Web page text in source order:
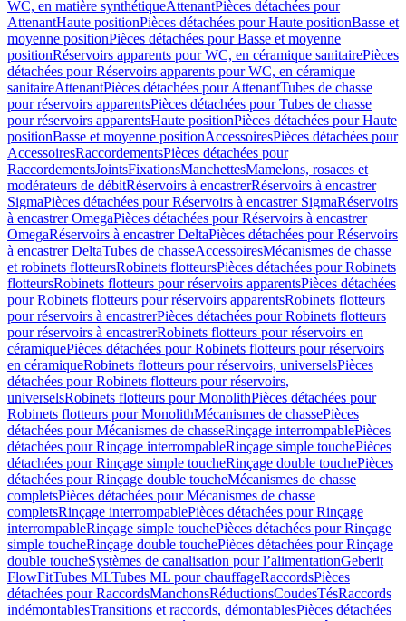
WC, en matière synthétiqueAttenantPièces détachées pour
AttenantHaute positionPièces détachées pour Haute positionBasse et
moyenne positionPièces détachées pour Basse et moyenne
positionRéservoirs apparents pour WC, en céramique sanitairePièces
détachées pour Réservoirs apparents pour WC, en céramique
sanitaireAttenantPièces détachées pour AttenantTubes de chasse
pour réservoirs apparentsPièces détachées pour Tubes de chasse
pour réservoirs apparentsHaute positionPièces détachées pour Haute
positionBasse et moyenne positionAccessoiresPièces détachées pour
AccessoiresRaccordementsPièces détachées pour
RaccordementsJointsFixationsManchettesMamelons, rosaces et
modérateurs de débitRéservoirs à encastrerRéservoirs à encastrer
SigmaPièces détachées pour Réservoirs à encastrer SigmaRéservoirs
à encastrer OmegaPièces détachées pour Réservoirs à encastrer
OmegaRéservoirs à encastrer DeltaPièces détachées pour Réservoirs
à encastrer DeltaTubes de chasseAccessoiresMécanismes de chasse
et robinets flotteursRobinets flotteursPièces détachées pour Robinets
flotteursRobinets flotteurs pour réservoirs apparentsPièces détachées
pour Robinets flotteurs pour réservoirs apparentsRobinets flotteurs
pour réservoirs à encastrerPièces détachées pour Robinets flotteurs
pour réservoirs à encastrerRobinets flotteurs pour réservoirs en
céramiquePièces détachées pour Robinets flotteurs pour réservoirs
en céramiqueRobinets flotteurs pour réservoirs, universelsPièces
détachées pour Robinets flotteurs pour réservoirs,
universelsRobinets flotteurs pour MonolithPièces détachées pour
Robinets flotteurs pour MonolithMécanismes de chassePièces
détachées pour Mécanismes de chasseRinçage interrompablePièces
détachées pour Rinçage interrompableRinçage simple touchePièces
détachées pour Rinçage simple toucheRinçage double touchePièces
détachées pour Rinçage double toucheMécanismes de chasse
completsPièces détachées pour Mécanismes de chasse
completsRinçage interrompablePièces détachées pour Rinçage
interrompableRinçage simple touchePièces détachées pour Rinçage
simple toucheRinçage double touchePièces détachées pour Rinçage
double toucheSystèmes de canalisation pour l’alimentationGeberit
FlowFitTubes MLTubes ML pour chauffageRaccordsPièces
détachées pour RaccordsManchonsRéductionsCoudesTésRaccords
indémontablesTransitions et raccords, démontablesPièces détachées